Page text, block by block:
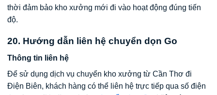
thời đảm bảo kho xưởng mới đi vào hoạt động đúng tiến
độ.
20. Hướng dẫn liên hệ chuyển dọn Go
Thông tin liên hệ
Để sử dụng dịch vụ chuyển kho xưởng từ Cần Thơ đi
Điện Biên, khách hàng có thể liên hệ trực tiếp qua số điện